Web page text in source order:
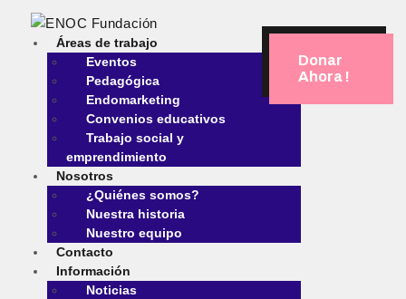
Áreas de trabajo
Eventos
Pedagógica
Endomarketing
Convenios educativos
Trabajo social y
emprendimiento
Nosotros
¿Quiénes somos?
Nuestra historia
Nuestro equipo
Contacto
Información
Noticias
Donar
Ahora !
ÁREAS DE TRABAJO
NOSOTROS
CONTACTO
INFORMACIÓN